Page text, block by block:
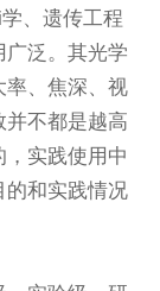
、遗传工程
广泛。其光学
率、焦深、视
并不都是越高
实践使用中
的和实践情况